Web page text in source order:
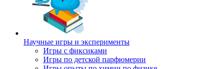
Научные игры и эксперименты
Игры с фиксиками
Игры по детской парфюмерии